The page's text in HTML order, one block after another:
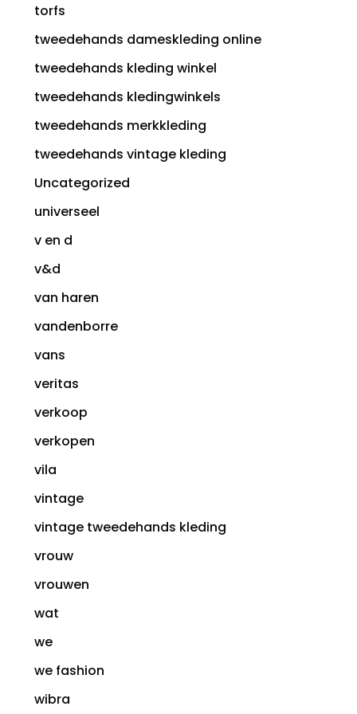
torfs
tweedehands dameskleding online
tweedehands kleding winkel
tweedehands kledingwinkels
tweedehands merkkleding
tweedehands vintage kleding
Uncategorized
universeel
v en d
v&d
van haren
vandenborre
vans
veritas
verkoop
verkopen
vila
vintage
vintage tweedehands kleding
vrouw
vrouwen
wat
we
we fashion
wibra